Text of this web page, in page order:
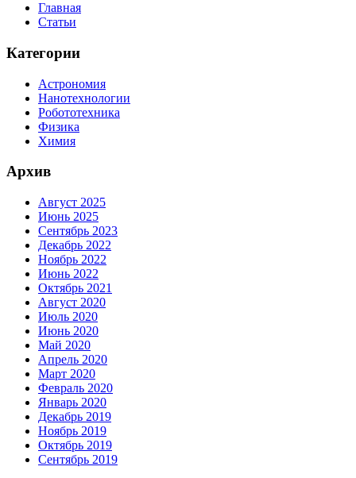
Главная
Статьи
Категории
Астрономия
Нанотехнологии
Робототехника
Физика
Химия
Архив
Август 2025
Июнь 2025
Сентябрь 2023
Декабрь 2022
Ноябрь 2022
Июнь 2022
Октябрь 2021
Август 2020
Июль 2020
Июнь 2020
Май 2020
Апрель 2020
Март 2020
Февраль 2020
Январь 2020
Декабрь 2019
Ноябрь 2019
Октябрь 2019
Сентябрь 2019